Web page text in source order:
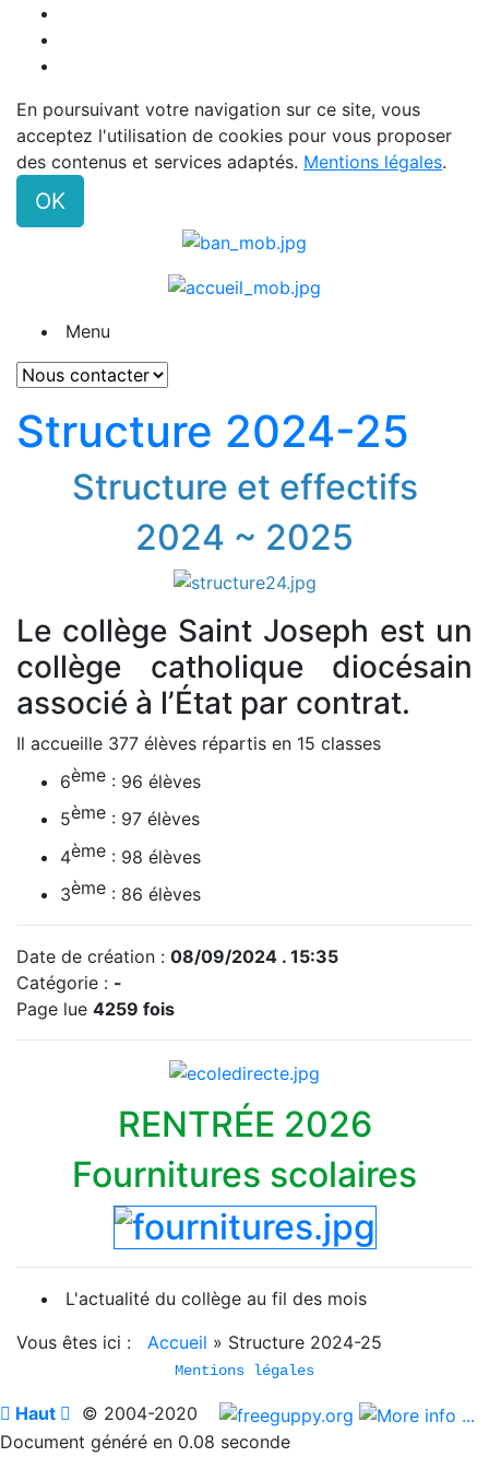
En poursuivant votre navigation sur ce site, vous
acceptez l'utilisation de cookies pour vous proposer
des contenus et services adaptés. Mentions légales.
OK
Menu
Structure 2024-25
Structure et effectifs
2024 ~ 2025
Le collège Saint Joseph est un
collège catholique diocésain
associé à l’État par contrat.
Il accueille 377 élèves répartis en 15 classes
6ème : 96 élèves
5ème : 97 élèves
4ème : 98 élèves
3ème : 86 élèves
Date de création : 08/09/2024 . 15:35
Catégorie : -
Page lue 4259 fois
RENTRÉE 2026
Fournitures scolaires
L'actualité du collège au fil des mois
Vous êtes ici :
Accueil » Structure 2024-25
Mentions légales
 Haut  © 2004-2020
Document généré en 0.08 seconde